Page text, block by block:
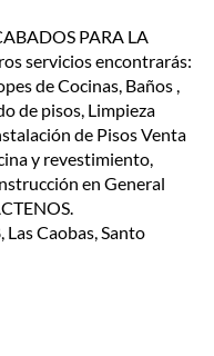
PARA LA
servicios encontrarás:
de Cocinas, Baños ,
de pisos, Limpieza
de Pisos Venta
y revestimiento,
en General
Las Caobas, Santo